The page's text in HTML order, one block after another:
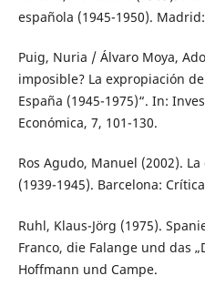
española (1945-1950).
Puig, Nuria / Álvaro Moya,
imposible? La expropiación
España (1945-1975)“. In:
Económica, 7, 101-130.
Ros Agudo, Manuel (2002).
(1939-1945). Barcelona:
Ruhl, Klaus-Jörg (1975).
Franco, die Falange und das
Hoffmann und Campe.